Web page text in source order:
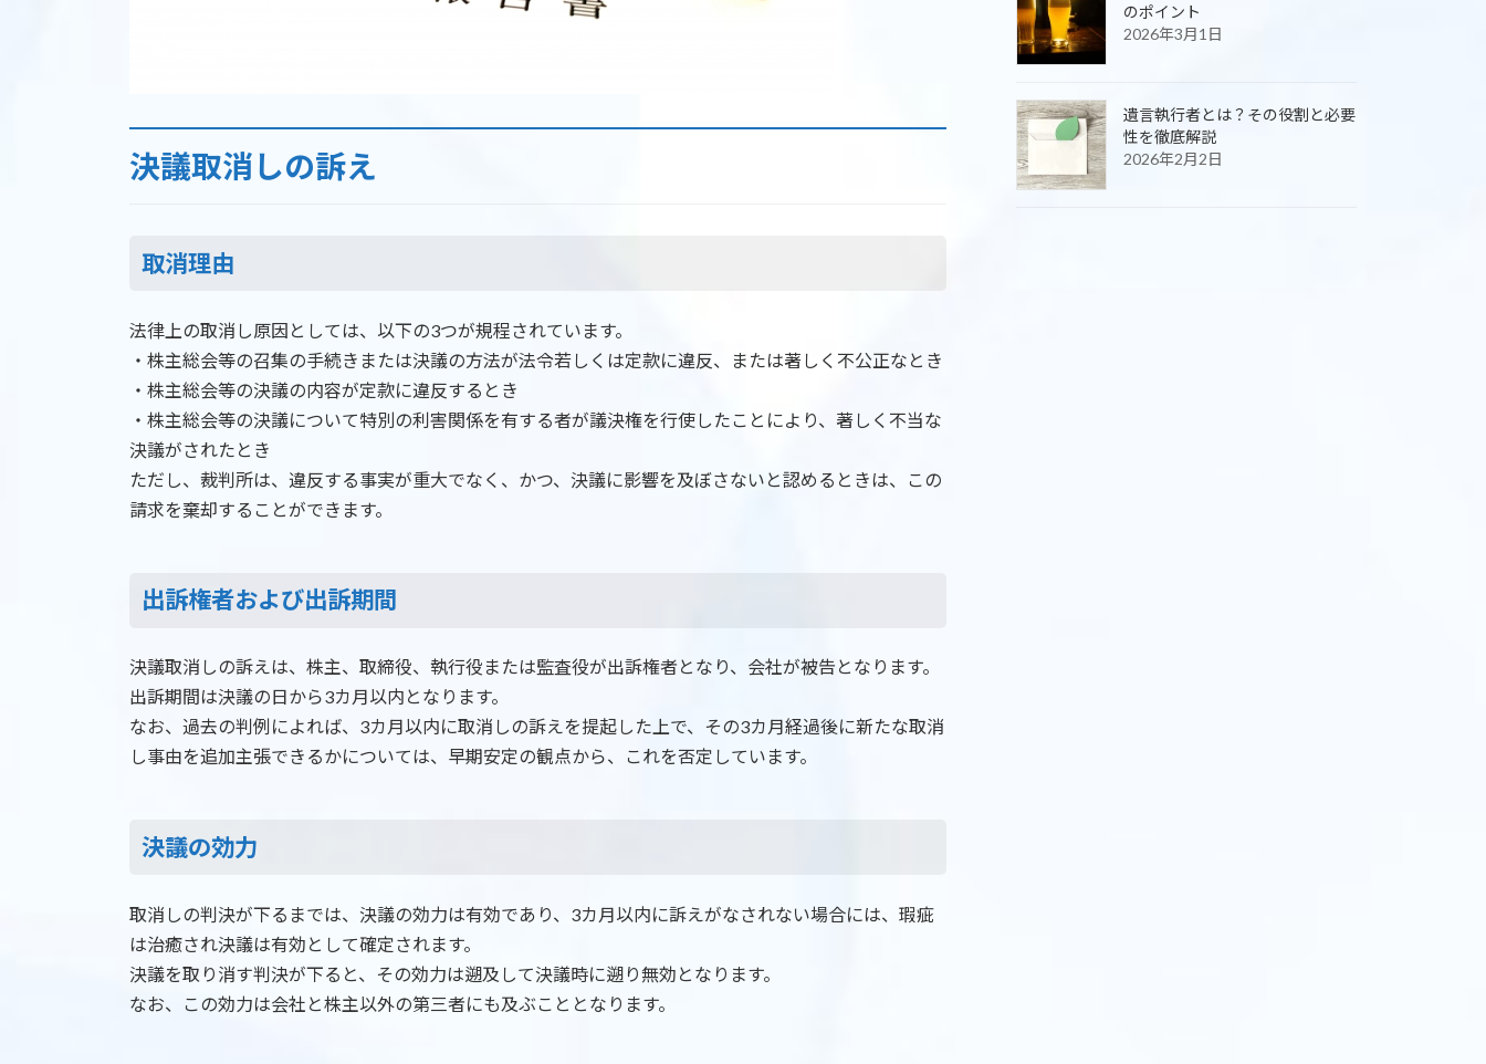
決議取消しの訴え
取消理由
法律上の取消し原因としては、以下の3つが規程されています。
・株主総会等の召集の手続きまたは決議の方法が法令若しくは定款に違反、または著しく不公正なとき
・株主総会等の決議の内容が定款に違反するとき
・株主総会等の決議について特別の利害関係を有する者が議決権を行使したことにより、著しく不当な
決議がされたとき
ただし、裁判所は、違反する事実が重大でなく、かつ、決議に影響を及ぼさないと認めるときは、この
請求を棄却することができます。
出訴権者および出訴期間
決議取消しの訴えは、株主、取締役、執行役または監査役が出訴権者となり、会社が被告となります。
出訴期間は決議の日から3カ月以内となります。
なお、過去の判例によれば、3カ月以内に取消しの訴えを提起した上で、その3カ月経過後に新たな取消
し事由を追加主張できるかについては、早期安定の観点から、これを否定しています。
決議の効力
取消しの判決が下るまでは、決議の効力は有効であり、3カ月以内に訴えがなされない場合には、瑕疵
は治癒され決議は有効として確定されます。
決議を取り消す判決が下ると、その効力は遡及して決議時に遡り無効となります。
なお、この効力は会社と株主以外の第三者にも及ぶこととなります。
のポイント
2026年3月1日
遺言執行者とは？その役割と必要
性を徹底解説
2026年2月2日